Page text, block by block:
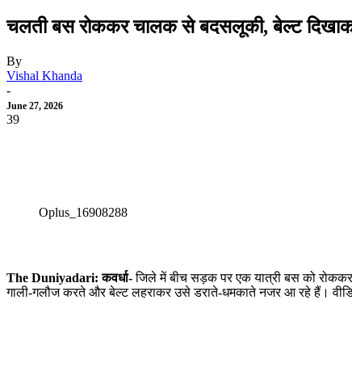
चलती बस रोककर चालक से बदसलूकी, बेल्ट
By
Vishal Khanda
-
June 27, 2026
39
Oplus_16908288
The Duniyadari: कवर्धा-जिले में बीच सड़क पर एक यात्री बस को
गाली-गलौज करते और बेल्ट लहराकर उसे डराते-धमकाते नजर आ रहे हैं।